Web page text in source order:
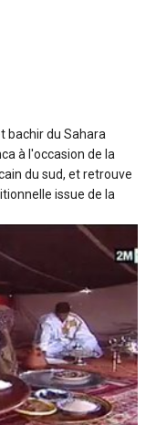
bachir du Sahara
à l'occasion de la
du sud, et retrouve
issue de la